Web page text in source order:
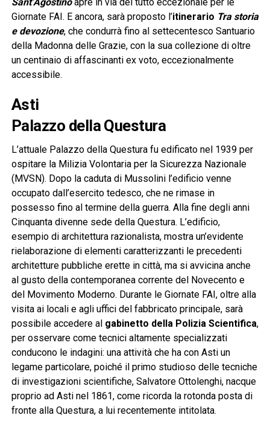
Giornate FAI. E ancora, sarà proposto l’itinerario Tra storia
e devozione, che condurrà fino al settecentesco Santuario
della Madonna delle Grazie, con la sua collezione di oltre
un centinaio di affascinanti ex voto, eccezionalmente
accessibile.
Asti
Palazzo della Questura
L’attuale Palazzo della Questura fu edificato nel 1939 per
ospitare la Milizia Volontaria per la Sicurezza Nazionale
(MVSN). Dopo la caduta di Mussolini l’edificio venne
occupato dall’esercito tedesco, che ne rimase in
possesso fino al termine della guerra. Alla fine degli anni
Cinquanta divenne sede della Questura. L’edificio,
esempio di architettura razionalista, mostra un’evidente
rielaborazione di elementi caratterizzanti le precedenti
architetture pubbliche erette in città, ma si avvicina anche
al gusto della contemporanea corrente del Novecento e
del Movimento Moderno. Durante le Giornate FAI, oltre alla
visita ai locali e agli uffici del fabbricato principale, sarà
possibile accedere al gabinetto della Polizia Scientifica,
per osservare come tecnici altamente specializzati
conducono le indagini: una attività che ha con Asti un
legame particolare, poiché il primo studioso delle tecniche
di investigazioni scientifiche, Salvatore Ottolenghi, nacque
proprio ad Asti nel 1861, come ricorda la rotonda posta di
fronte alla Questura, a lui recentemente intitolata.